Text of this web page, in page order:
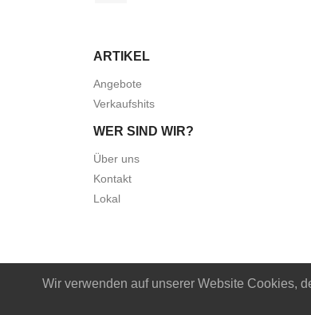
ARTIKEL
Angebote
Verkaufshits
WER SIND WIR?
Über uns
Kontakt
Lokal
Wir verwenden auf unserer Website Cookies,